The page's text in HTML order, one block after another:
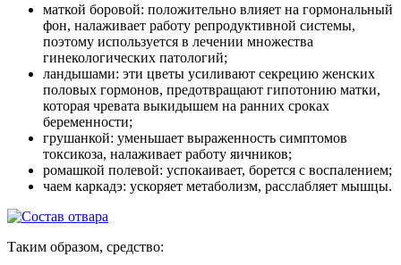
маткой боровой: положительно влияет на гормональный
фон, налаживает работу репродуктивной системы,
поэтому используется в лечении множества
гинекологических патологий;
ландышами: эти цветы усиливают секрецию женских
половых гормонов, предотвращают гипотонию матки,
которая чревата выкидышем на ранних сроках
беременности;
грушанкой: уменьшает выраженность симптомов
токсикоза, налаживает работу яичников;
ромашкой полевой: успокаивает, борется с воспалением;
чаем каркадэ: ускоряет метаболизм, расслабляет мышцы.
Таким образом, средство: